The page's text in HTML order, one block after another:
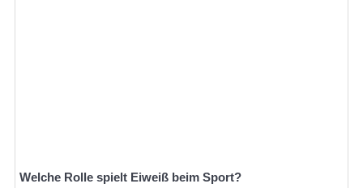
Welche Rolle spielt Eiweiß beim Sport?